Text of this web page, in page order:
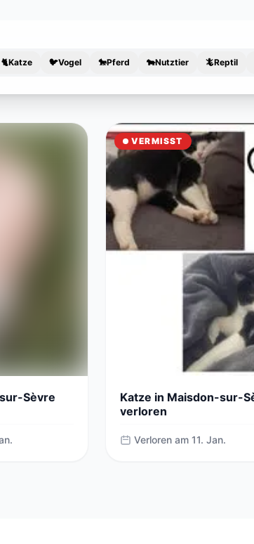
🐈Katze 🐦Vogel 🐎Pferd 🐄Nutztier 🦎Reptil
Sèvre
VERMISST
Katze in Maisdon-sur-
verloren
Verloren am 11. Jan.